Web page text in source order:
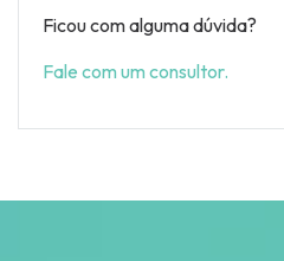
Ficou com alguma dúvida?
Fale com um consultor.